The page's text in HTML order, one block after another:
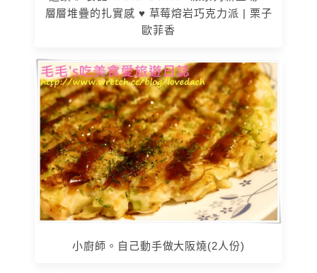
層層堆疊的扎實感 ♥ 草莓熔岩巧克力派 | 栗子
歐菲香
小廚師。自己動手做大阪燒(2人份)